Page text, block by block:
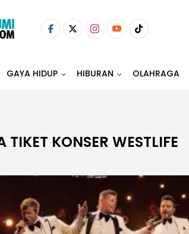
GAYA HIDUP HIBURAN OLAHRAGA
TIKET KONSER WESTLIFE